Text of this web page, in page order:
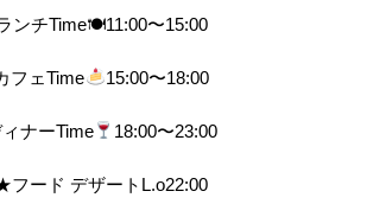
ンチTime🍽11:00〜15:00
フェTime 15:00〜18:00
ナーTime 18:00〜23:00
フード デザートL.o22:00